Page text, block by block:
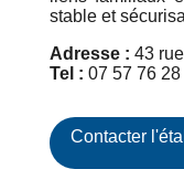
stable et
Adresse : 43
Tel : 07 57 76 28
Contacter